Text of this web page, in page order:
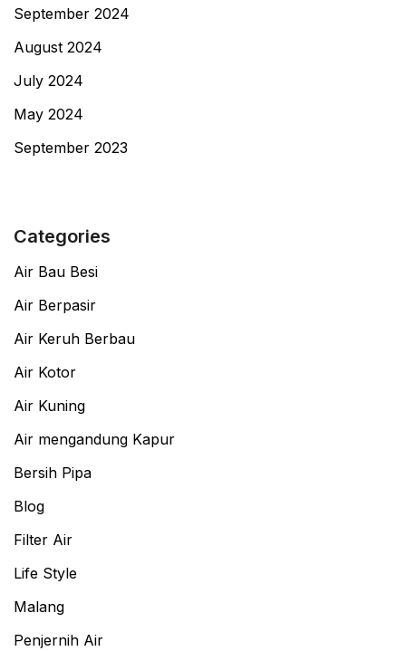
September 2024
August 2024
July 2024
May 2024
September 2023
Categories
Air Bau Besi
Air Berpasir
Air Keruh Berbau
Air Kotor
Air Kuning
Air mengandung Kapur
Bersih Pipa
Blog
Filter Air
Life Style
Malang
Penjernih Air